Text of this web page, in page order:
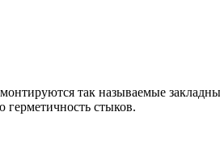
так называемые
стыков.